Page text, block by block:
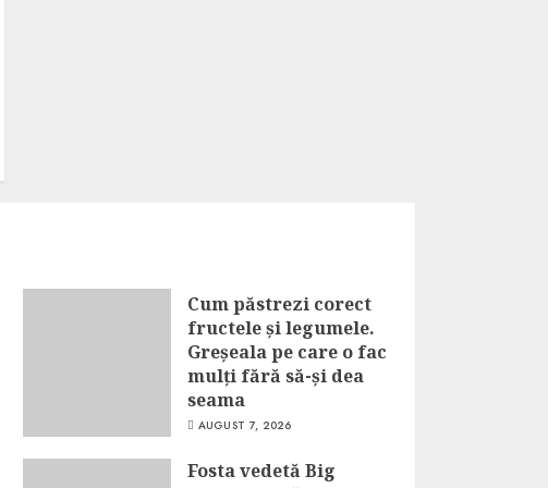
Cum păstrezi corect
fructele și legumele.
Greșeala pe care o fac
mulți fără să-și dea
seama
AUGUST 7, 2026
Fosta vedetă Big